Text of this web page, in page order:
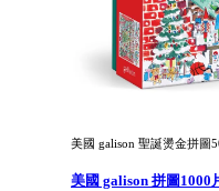
美國 galison 聖誕燙金拼圖
美國 galison 拼圖1000